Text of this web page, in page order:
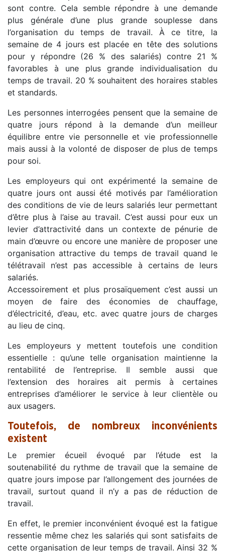
sont contre. Cela semble répondre à une demande
plus générale d’une plus grande souplesse dans
l’organisation du temps de travail. À ce titre, la
semaine de 4 jours est placée en tête des solutions
pour y répondre (26 % des salariés) contre 21 %
favorables à une plus grande individualisation du
temps de travail. 20 % souhaitent des horaires stables
et standards.
Les personnes interrogées pensent que la semaine de
quatre jours répond à la demande d’un meilleur
équilibre entre vie personnelle et vie professionnelle
mais aussi à la volonté de disposer de plus de temps
pour soi.
Les employeurs qui ont expérimenté la semaine de
quatre jours ont aussi été motivés par l’amélioration
des conditions de vie de leurs salariés leur permettant
d’être plus à l’aise au travail. C’est aussi pour eux un
levier d’attractivité dans un contexte de pénurie de
main d’œuvre ou encore une manière de proposer une
organisation attractive du temps de travail quand le
télétravail n’est pas accessible à certains de leurs
salariés.
Accessoirement et plus prosaïquement c’est aussi un
moyen de faire des économies de chauffage,
d’électricité, d’eau, etc. avec quatre jours de charges
au lieu de cinq.
Les employeurs y mettent toutefois une condition
essentielle : qu’une telle organisation maintienne la
rentabilité de l’entreprise. Il semble aussi que
l’extension des horaires ait permis à certaines
entreprises d’améliorer le service à leur clientèle ou
aux usagers.
Toutefois, de nombreux inconvénients
existent
Le premier écueil évoqué par l’étude est la
soutenabilité du rythme de travail que la semaine de
quatre jours impose par l’allongement des journées de
travail, surtout quand il n’y a pas de réduction de
travail.
En effet, le premier inconvénient évoqué est la fatigue
ressentie même chez les salariés qui sont satisfaits de
cette organisation de leur temps de travail. Ainsi 32 %